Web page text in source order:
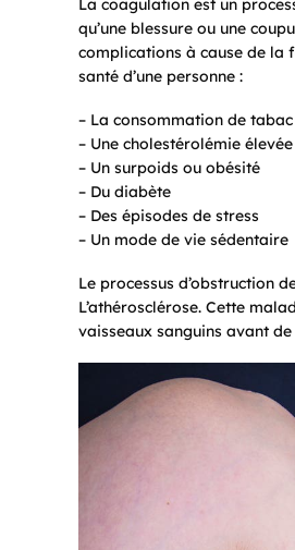
La coagulation est un
qu’une blessure ou une
complications à cause de la
santé d’une personne :
– La consommation de tabac
– Une cholestérolémie élevée
– Un surpoids ou obésité
– Du diabète
– Des épisodes de stress
– Un mode de vie sédentaire
Le processus d’obstruction
L’athérosclérose. Cette
vaisseaux sanguins avant